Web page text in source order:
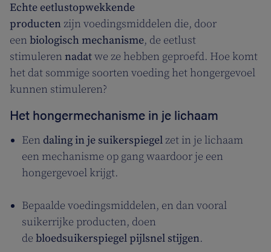
Echte eetlustopwekkende
producten zijn voedingsmiddelen die, door
een biologisch mechanisme, de eetlust
stimuleren nadatwe ze hebben geproefd. Hoe komt
het dat sommige soorten voeding het hongergevoel
kunnen stimuleren?
Het hongermechanisme in je lichaam
Een daling in je suikerspiegel zet in je lichaam
een mechanisme op gang waardoor je een
hongergevoel krijgt.
Bepaalde voedingsmiddelen, en dan vooral
suikerrijke producten, doen
de bloedsuikerspiegel pijlsnel stijgen.